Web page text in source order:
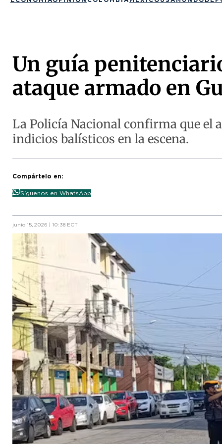
Un guía
ataque armado en
La Policía Nacional confirma que el
indicios balísticos en la escena.
Compártelo en:
Síguenos en WhatsApp
junio 15, 2026 | 10:38 ECT